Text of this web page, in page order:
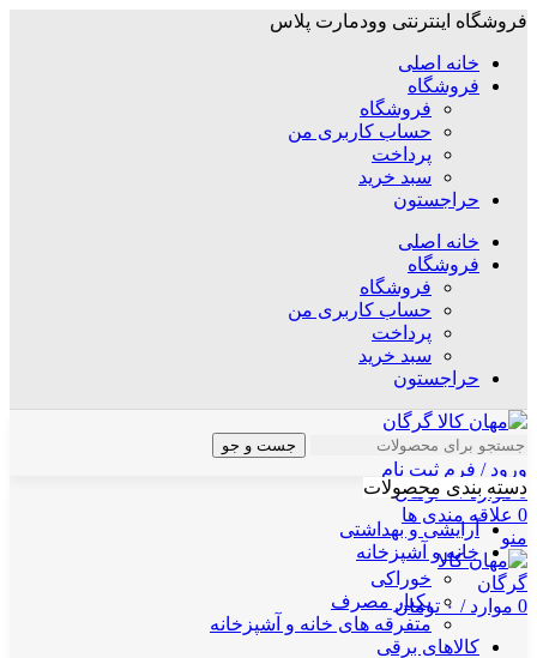
فروشگاه اینترنتی وودمارت پلاس
خانه اصلی
فروشگاه
فروشگاه
حساب کاربری من
پرداخت
سبد خرید
حراجستون
خانه اصلی
فروشگاه
فروشگاه
حساب کاربری من
پرداخت
سبد خرید
حراجستون
جست و جو
ورود / فرم ثبت نام
0 موارد / ۰ تومان
0 علاقه مندی ها
منو
0 موارد / ۰ تومان
دسته بندی محصولات
آرایشی و بهداشتی
خانه و آشپزخانه
خوراکی
یکبار مصرف
متفرقه های خانه و آشپزخانه
کالاهای برقی